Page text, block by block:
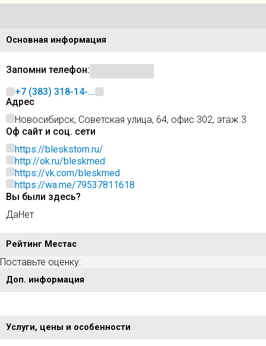
Основная информация
Запомни телефон:
+7 (383) 318-14-...
Адрес
Новосибирск, Советская улица, 64, офис 302, этаж 3
Оф сайт и соц. сети
https://bleskstom.ru/
http://ok.ru/bleskmed
https://vk.com/bleskmed
https://wa.me/79537811618
Вы были здесь?
ДаНет
Рейтинг Местас
Поставьте оценку:
Доп. информация
Услуги, цены и особенности